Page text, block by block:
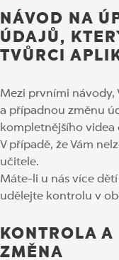
NÁVOD NA
ÚDAJŮ,
TVŮRCI
Mezi prvními návody,
a případnou změnu
kompletnějšího videa
V případě, že Vám
učitele.
Máte-li u nás více
udělejte kontrolu v
KONTROLA A
ZMĚNA